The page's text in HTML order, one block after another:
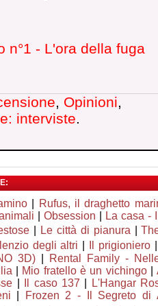
n°1 - L'ora della fuga
, Opinioni,
interviste.
|
Rufus, il draghetto
Obsession
La casa -
| Le città di pianura |
degli altri Il prigioniero
3D)|
Rental Family -
Mio fratello è un vichingo|
Il caso 137
L'Hangar
Frozen 2 - Il Segreto di